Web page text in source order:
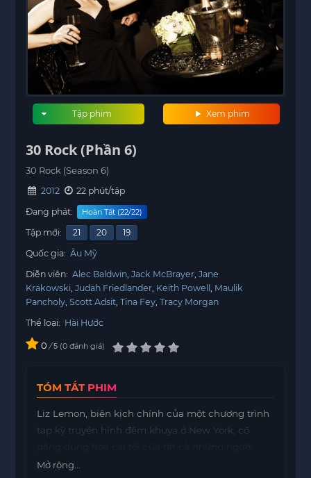
Xem phim
Tập phim
30 Rock (Phần 6)
30 Rock (Season 6)
2012
22 phút/tập
Đang phát:
Hoàn Tất (22/22)
Tập mới: 21 20
19
Quốc gia: Âu Mỹ
Diễn viên: Alec Baldwin Jack McBrayer Jane
Krakowski Judah Friedlander Keith Powell
Maulik
Pancholy Scott Adsit Tina Fey Tracy Morgan
Thể loại: Hài Hước
0 / 5 0 đánh giá
TÓM TẮT PHIM
Liz Lemon, biên kịch chính của một chương trình
tạp kỹ truyền hình đêm khuya ở New York, cố
xung quanh trong khi theo đuổi ước mơ của riêng
Mở rộng...